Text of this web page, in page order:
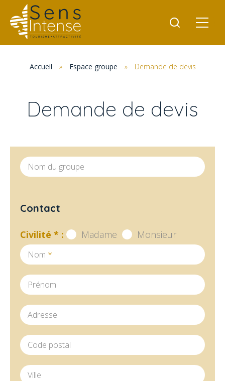
Accueil » Espace groupe » Demande de devis
Demande de devis
Nom du groupe
Contact
Civilité * : Madame Monsieur
Nom *
Prénom
Adresse
Code postal
Ville